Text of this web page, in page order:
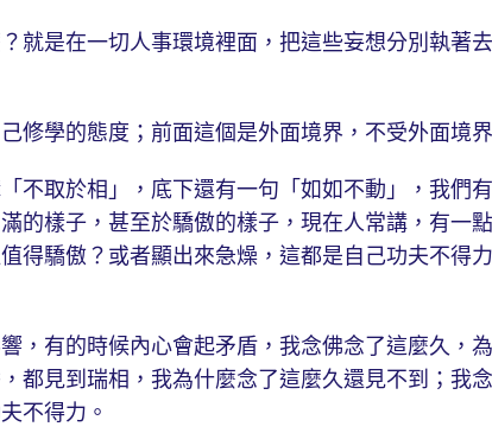
是在一切人事環境裡面，把這些妄想分別執著
學的態度；前面這個是外面境界，不受外面境界
取於相」，底下還有一句「如如不動」，我們
的樣子，甚至於驕傲的樣子，現在人常講，有一
得驕傲？或者顯出來急燥，這都是自己功夫不得
有的時候內心會起矛盾，我念佛念了這麼久，
都見到瑞相，我為什麼念了這麼久還見不到；我
不得力。